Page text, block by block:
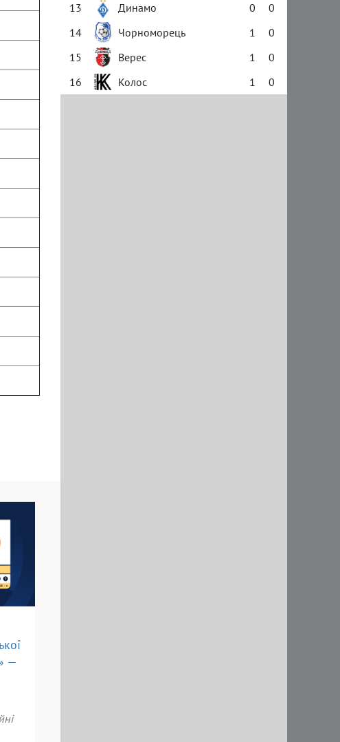
—
13
Динамо 0
0
14
Чорноморець 1
0
15
Верес 1
0
16
Колос 1 0